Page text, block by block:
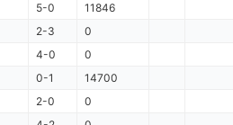
5-0 11846
2-3
0
4-0
0
0-1
14700
2-0
0